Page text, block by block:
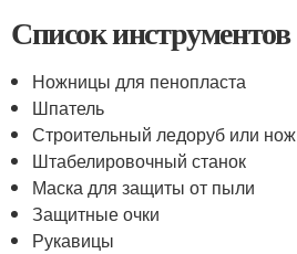
Список инструментов
Ножницы для пенопласта
Шпатель
Строительный ледоруб или нож
Штабелировочный станок
Маска для защиты от пыли
Защитные очки
Рукавицы